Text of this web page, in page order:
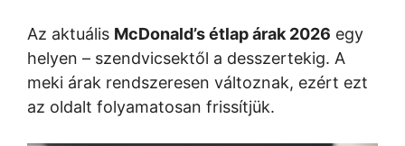
Az aktuális McDonald’s étlap árak 2026 egy
helyen – szendvicsektől a desszertekig. A
meki árak rendszeresen változnak, ezért ezt
az oldalt folyamatosan frissítjük.